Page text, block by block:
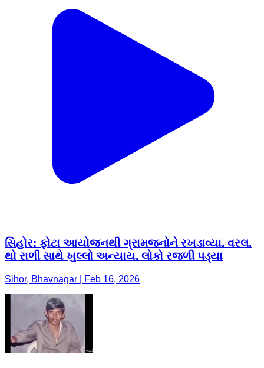
સિહોર: ફોટા આયોજનથી ગ્રામજનોને રખડાવ્યા. વરલ.
થો રાળી સાથે ખુલ્લો અન્યાય. લોકો રજળી પડ્યા
Sihor, Bhavnagar | Feb 16, 2026